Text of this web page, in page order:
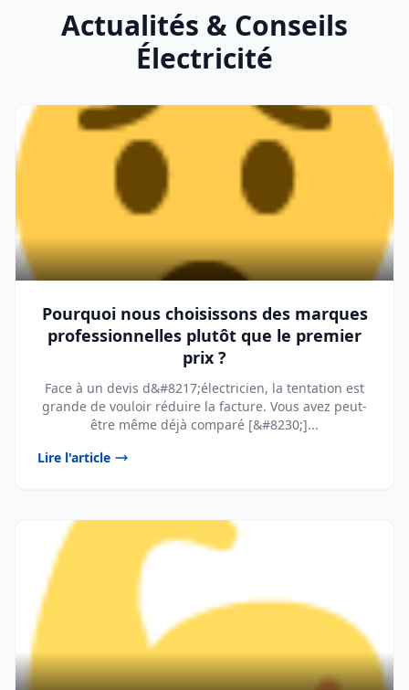
Actualités & Conseils
Électricité
Pourquoi nous choisissons des marques
professionnelles plutôt que le premier
prix ?
Face à un devis d&#8217;électricien, la tentation est
grande de vouloir réduire la facture. Vous avez peut-
être même déjà comparé [&#8230;]...
Lire l'article